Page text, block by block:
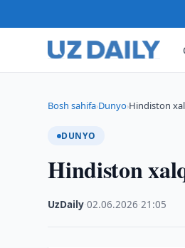
Bosh sahifa›Dunyo›Hindiston
DUNYO
Hindiston
UzDaily ·02.06.2026 ·21:05